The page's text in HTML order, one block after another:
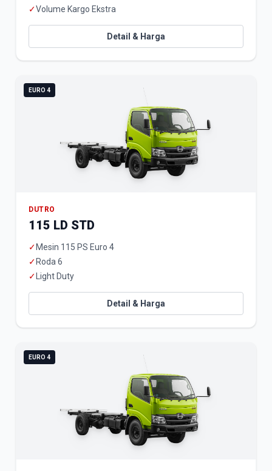
✓Volume Kargo Ekstra
Detail & Harga
EURO 4
DUTRO
115 LD STD
✓ Mesin 115 PS Euro 4
✓ Roda 6
✓ Light Duty
Detail & Harga
EURO 4